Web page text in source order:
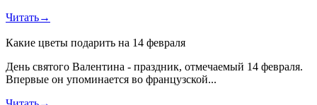
Читать→
Какие цветы подарить на 14 февраля
День святого Валентина - праздник, отмечаемый 14 февраля.
Впервые он упоминается во французской...